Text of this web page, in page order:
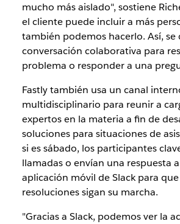
mucho más aislado", sostiene
el cliente puede incluir a más
también podemos hacerlo. Así, se
conversación colaborativa para
problema o responder a una
Fastly también usa un canal
multidisciplinario para reunir a
expertos en la materia a fin de
soluciones para situaciones de
si es sábado, los participantes
llamadas o envían una respuesta
aplicación móvil de Slack para que
resoluciones sigan su marcha.
"Gracias a Slack, podemos ver la